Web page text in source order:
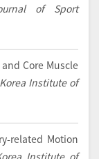
of Sport
Core Muscle
Korea Institute of
related Motion
Institute of